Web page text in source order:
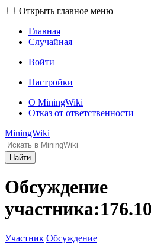
Открыть главное меню
Главная
Случайная
Войти
Настройки
О MiningWiki
Отказ от ответственности
MiningWiki
Найти
Обсуждение
Участник Обсуждение